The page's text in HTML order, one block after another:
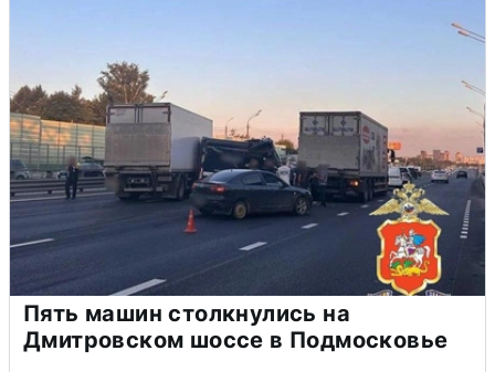
Пять машин столкнулись на
Дмитровском шоссе в Подмосковье